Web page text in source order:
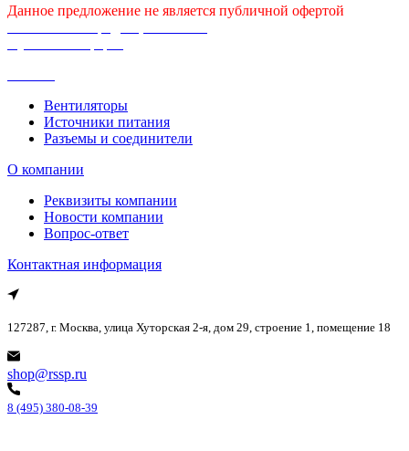
Данное предложение не является публичной офертой
Вентиляторы
Источники питания
Разъемы и соединители
О компании
Реквизиты компании
Новости компании
Вопрос-ответ
Контактная информация
127287, г. Москва, улица Хуторская 2-я, дом 29, строение 1, помещение 18
shop@rssp.ru
8 (495) 380-08-39